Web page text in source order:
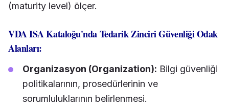
(maturity level) ölçer.
VDA ISA Kataloğu'nda Tedarik Zinciri Güvenliği Odak
Alanları:
Organizasyon (Organization): Bilgi güvenliği
politikalarının, prosedürlerinin ve
sorumluluklarının belirlenmesi.